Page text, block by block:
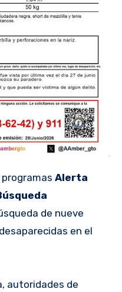
programas Alerta
de nueve
en el
autoridades de